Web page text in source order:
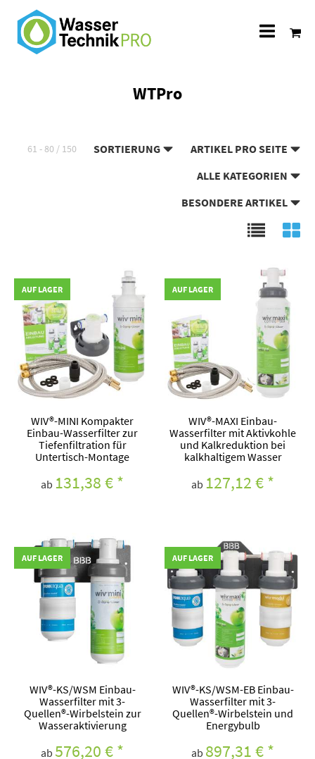
WTPro
61 - 80 / 150 SORTIERUNG
ARTIKEL PRO SEITE
ALLE KATEGORIEN
BESONDERE ARTIKEL
AUF LAGER
WIV®-MINI Kompakter
Einbau-Wasserfilter zur
Tiefenfiltration für
Untertisch-Montage
ab 131,38 €*
AUF LAGER
WIV®-MAXI Einbau-
Wasserfilter mit Aktivkohle
und Kalkreduktion bei
kalkhaltigem Wasser
ab 127,12 €*
AUF LAGER
WIV®-KS/WSM Einbau-
Wasserfilter mit 3-
Quellen®-Wirbelstein zur
Wasseraktivierung
ab 576,20 €*
AUF LAGER
WIV®-KS/WSM-EB Einbau-
Wasserfilter mit 3-
Quellen®-Wirbelstein und
Energybulb
ab 897,31 €*